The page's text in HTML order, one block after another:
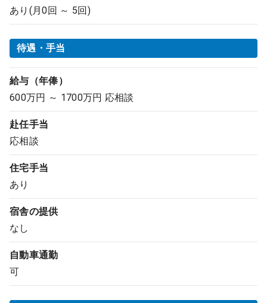
あり(月0回 ～ 5回)
待遇・手当
給与（年俸）
600万円 ～ 1700万円 応相談
赴任手当
応相談
住宅手当
あり
宿舎の提供
なし
自動車通勤
可